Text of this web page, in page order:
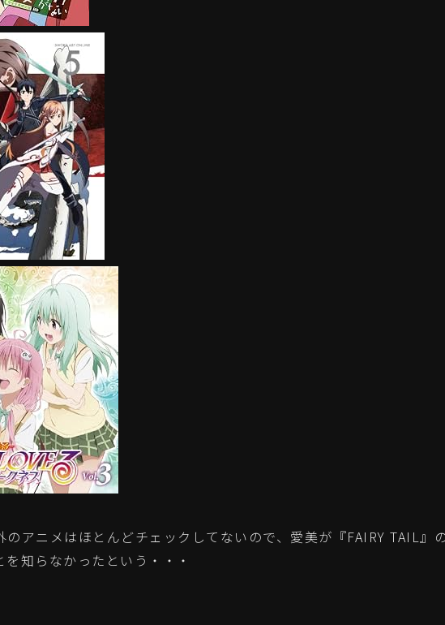
アニメはほとんどチェックしてないので、愛美が『FAIRY TAIL』
を知らなかったという・・・